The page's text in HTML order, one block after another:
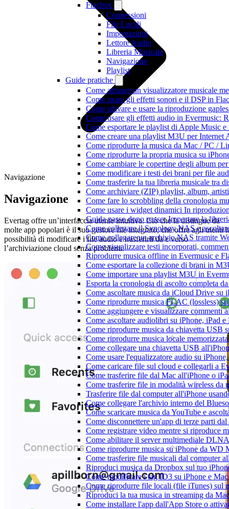
Flacbox
Connessioni
File Locali
Impostazioni
Lettore Audio
Libreria Musicale
Navigazione
Playlist
Guide pratiche
Come attivare un visualizzatore musicale
Come usare gli effetti sonori e il DSP in
Come attivare e usare la riproduzione
Come usare gli effetti audio in Evermusic:
Come esportare le playlist di Apple Music
Come creare una playlist M3U per
Come riprodurre la musica da Mac / PC /
Come riprodurre la propria musica su
Come cambiare le copertine degli album
Come modificare i testi dei brani per file
Come trasferire la tua libreria musicale tra
Come archiviare (ZIP) playlist, album,
Come fare lo scrobbling della cronologia
Come usare i widget dinamici In
Guida passo dopo passo: Importare la
Come collegare il Synology NAS e
Come collegare un archivio NAS tramite
Come visualizzare testi incorporati,
Riprodurre musica offline in Evermusic e
Come esportare la collezione di brani in
Come importare una playlist M3U in
Esporta la cronologia di ascolto completa
Come ascoltare musica da iCloud Drive su
Come riprodurre musica FLAC (lossless)
Come aggiungere e visualizzare commenti
Come ascoltare audiolibri su iPhone, iPad
Come riprodurre musica da chiavetta USB
Come riprodurre musica locale
Come collegare una chiavetta USB
Come usare l'equalizzatore audio su
Come caricare file sul cloud e collegarli a
Come trasferire file dal Mac all'iPhone o
Come trasferire file in modalità wireless da
Trasferire file dal computer all'iPhone
Come collegare l'archivio interno del
Come scaricare musica da YouTube e
Come disconnettere un'app di terze parti
Come registrare video mentre si riproduce
Come abilitare il server multimediale
Come riprodurre musica su iPhone da WD
Come trasferire file musicali dal computer
Riproduci musica da Dropbox sul tuo
Come modificare i tag ID3 su iPhone e Mac
Come riprodurre file locali (file iTunes) sul
Riproduci la tua musica in streaming da
Come installare l'app dall'App Store o
Navigazione
Navigazione
Evertag offre un’interfaccia utente intuitiva. Ciò che la distingue da
molte app popolari è il suo gestore file integrato, che offre agli utenti
possibilità di modificare i file audio e trasferirli da e verso
l’archiviazione cloud senza problemi.